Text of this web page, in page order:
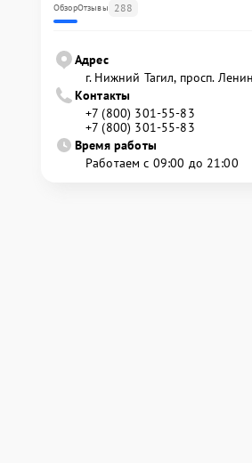
ОбзорОтзывы 288
Адрес
г. Нижний Тагил, просп.
Контакты
+7 (800) 301-55-83
+7 (800) 301-55-83
Время работы
Работаем с 09:00 до 21:00